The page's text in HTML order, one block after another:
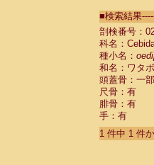
■検索結果
剖検番号：
科名：
種小名：
和名：ワタ
頭蓋骨：一
尺骨：有
腓骨：有
手：有
1 件中 1 件